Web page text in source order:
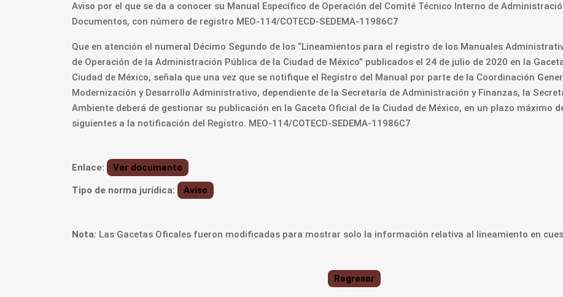
Aviso por el que se da a conocer su Manual Específico de Operación del Comité Técnico Interno de
Documentos, con número de registro MEO-114/COTECD-SEDEMA-11986C7
Que en atención el numeral Décimo Segundo de los “Lineamientos para el registro de los Manuales
de Operación de la Administración Pública de la Ciudad de México” publicados el 24 de julio de 2020 en la
Ciudad de México, señala que una vez que se notifique el Registro del Manual por parte de la Coordinación
Modernización y Desarrollo Administrativo, dependiente de la Secretaría de Administración y Finanzas, la
Ambiente deberá de gestionar su publicación en la Gaceta Oficial de la Ciudad de México, en un plazo máximo
siguientes a la notificación del Registro. MEO-114/COTECD-SEDEMA-11986C7
Enlace: Ver documento
Tipo de norma jurídica: Aviso
Nota: Las Gacetas Oficales fueron modificadas para mostrar solo la información relativa al lineamiento en
Regresar